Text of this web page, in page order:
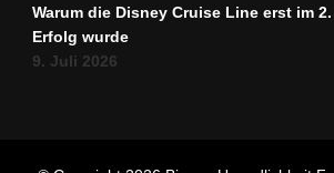
Warum die Disney Cruise Line erst im
Erfolg wurde
9. Juli 2026